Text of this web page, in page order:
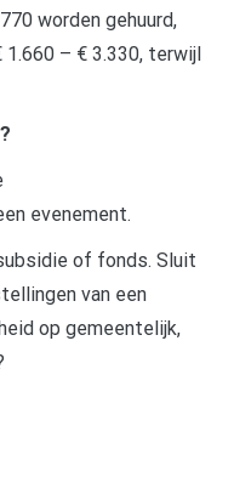
worden gehuurd,
– € 3.330, terwijl
evenement.
of fonds. Sluit
van een
op gemeentelijk,